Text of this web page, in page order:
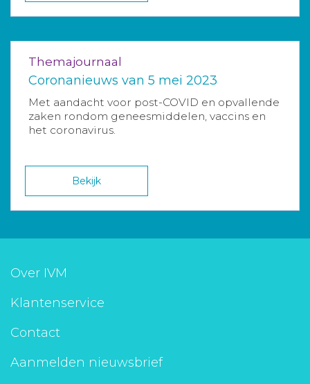
Themajournaal
Coronanieuws van 5 mei 2023
Met aandacht voor post-COVID en opvallende
zaken rondom geneesmiddelen, vaccins en
het coronavirus.
Bekijk
Over IVM
Klantenservice
Contact
Aanmelden nieuwsbrief